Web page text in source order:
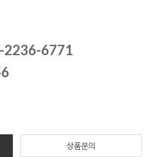
2236-6771
상품문의